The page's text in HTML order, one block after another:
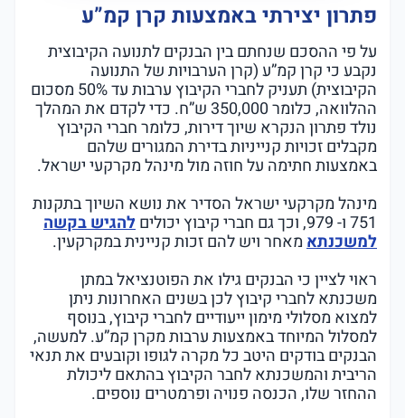
פתרון יצירתי באמצעות קרן קמ”ע
על פי ההסכם שנחתם בין הבנקים לתנועה הקיבוצית
נקבע כי קרן קמ”ע (קרן הערבויות של התנועה
הקיבוצית) תעניק לחברי הקיבוץ ערבות עד 50% מסכום
ההלוואה, כלומר 350,000 ש”ח. כדי לקדם את המהלך
נולד פתרון הנקרא שיוך דירות, כלומר חברי הקיבוץ
מקבלים זכויות קנייניות בדירת המגורים שלהם
באמצעות חתימה על חוזה מול מינהל מקרקעי ישראל.
מינהל מקרקעי ישראל הסדיר את נושא השיוך בתקנות
751 ו- 979, וכך גם חברי קיבוץ יכולים להגיש בקשה
למשכנתאמאחר ויש להם זכות קניינית במקרקעין.
ראוי לציין כי הבנקים גילו את הפוטנציאל במתן
משכנתא לחברי קיבוץ לכן בשנים האחרונות ניתן
למצוא מסלולי מימון ייעודיים לחברי קיבוץ, בנוסף
למסלול המיוחד באמצעות ערבות מקרן קמ”ע. למעשה,
הבנקים בודקים היטב כל מקרה לגופו וקובעים את תנאי
הריבית והמשכנתא לחבר הקיבוץ בהתאם ליכולת
ההחזר שלו, הכנסה פנויה ופרמטרים נוספים.